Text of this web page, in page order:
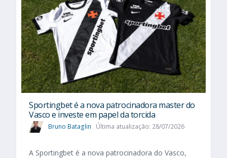
Sportingbet é a nova patrocinadora master do
Vasco e investe em papel da torcida
Bruno Bataglin Última atualização: 28/07/2026
A Sportingbet é a nova patrocinadora do Vasco,